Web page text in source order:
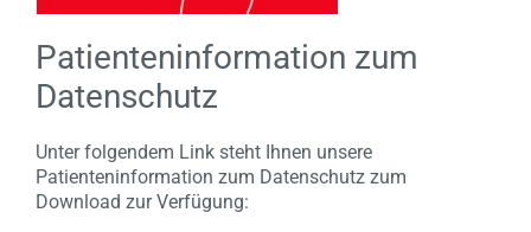
Patienteninformation zum
Datenschutz
Unter folgendem Link steht Ihnen unsere
Patienteninformation zum Datenschutz zum
Download zur Verfügung: